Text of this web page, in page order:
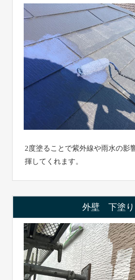
2度塗ることで紫外線や雨水の影
揮してくれます。
外壁 下塗り